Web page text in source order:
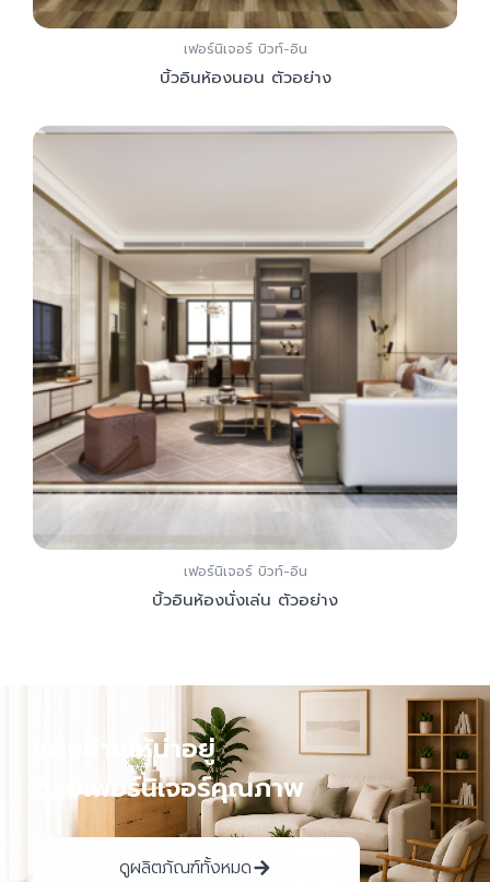
เฟอร์นิเจอร์ บิวท์-อิน
บิ้วอินห้องนอน ตัวอย่าง
เฟอร์นิเจอร์ บิวท์-อิน
บิ้วอินห้องนั่งเล่น ตัวอย่าง
แต่งบ้านให้น่าอยู่
ด้วยเฟอร์นิเจอร์คุณภาพ
ดูผลิตภัณฑ์ทั้งหมด